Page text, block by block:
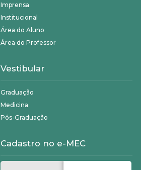
Imprensa
Institucional
Área do Aluno
Área do Professor
Vestibular
Graduação
Medicina
Pós-Graduação
Cadastro no e-MEC